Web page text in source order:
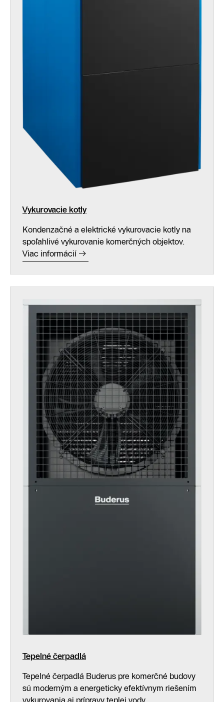
Vykurovacie kotly
Kondenzačné a elektrické vykurovacie kotly na
spoľahlivé vykurovanie komerčných objektov.
Viac informácií
Tepelné čerpadlá
Tepelné čerpadlá Buderus pre komerčné budovy
sú moderným a energeticky efektívnym riešením